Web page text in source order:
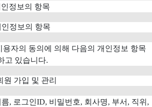
정보의 항목
정보의 항목
용자의 동의에 의해 다음의 개인정보 항목
고 있습니다.
원 가입 및 관리
, 로그인ID, 비밀번호, 회사명, 부서, 직위,